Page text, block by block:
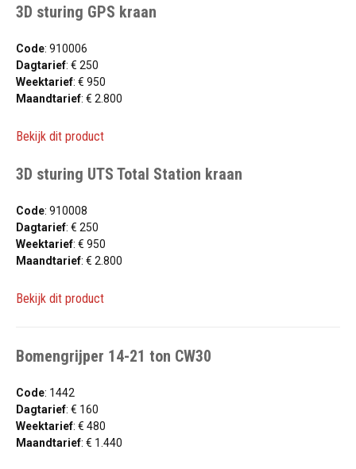
3D sturing GPS kraan
Code: 910006
Dagtarief: € 250
Weektarief: € 950
Maandtarief: € 2.800
Bekijk dit product
3D sturing UTS Total Station kraan
Code: 910008
Dagtarief: € 250
Weektarief: € 950
Maandtarief: € 2.800
Bekijk dit product
Bomengrijper 14-21 ton CW30
Code: 1442
Dagtarief: € 160
Weektarief: € 480
Maandtarief: € 1.440